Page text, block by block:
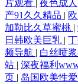
片观看 | 夜色成人
产91久久精品 |
加勒比久草蜜桃 |
日韩欧美巨乳 |
频导航 | 白丝喷
站 | 深夜福利
页 | 岛国欧美性